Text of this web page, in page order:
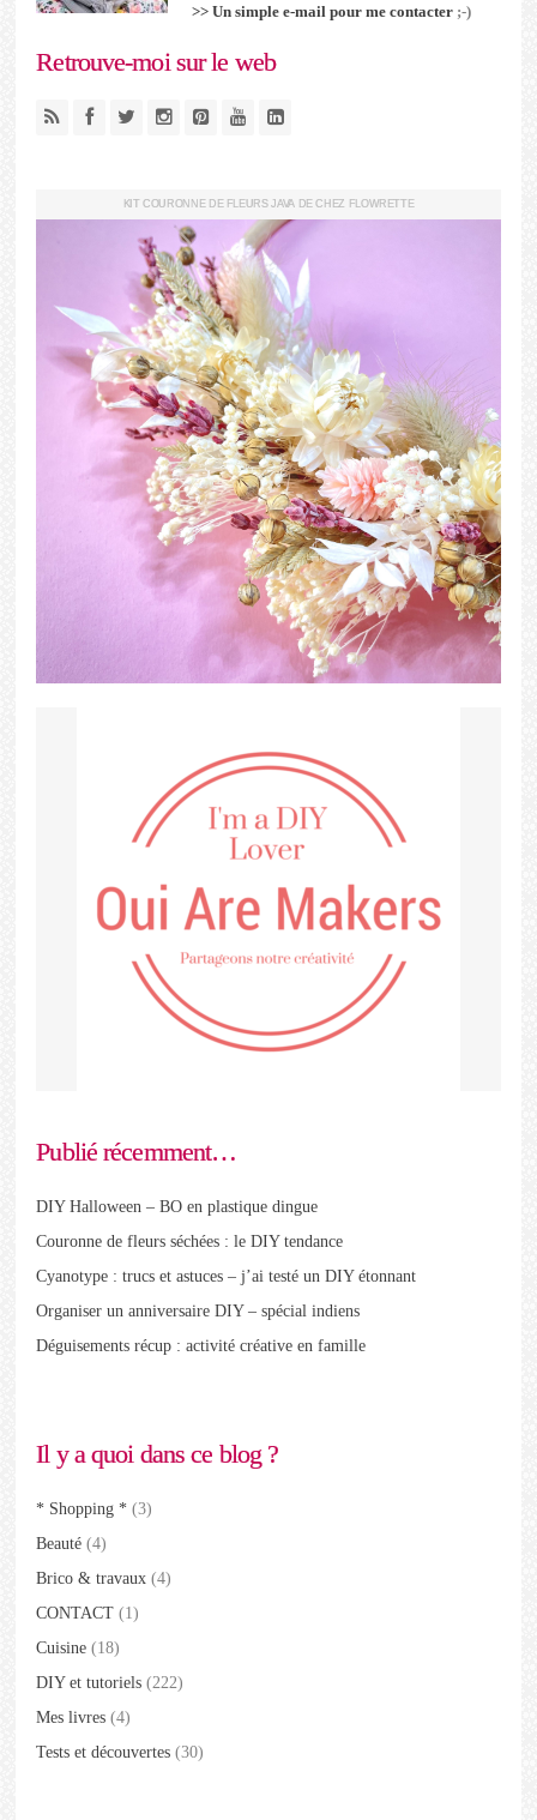
>> Un simple e-mail pour me contacter ;-)
Retrouve-moi sur le web
KIT COURONNE DE FLEURS JAVA DE CHEZ FLOWRETTE
Publié récemment…
DIY Halloween – BO en plastique dingue
Couronne de fleurs séchées : le DIY tendance
Cyanotype : trucs et astuces – j’ai testé un DIY étonnant
Organiser un anniversaire DIY – spécial indiens
Déguisements récup : activité créative en famille
Il y a quoi dans ce blog ?
* Shopping * (3)
Beauté (4)
Brico & travaux (4)
CONTACT (1)
Cuisine (18)
DIY et tutoriels (222)
Mes livres (4)
Tests et découvertes (30)